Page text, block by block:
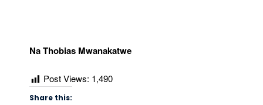
Na Thobias Mwanakatwe
Post Views: 1,490
Share this: